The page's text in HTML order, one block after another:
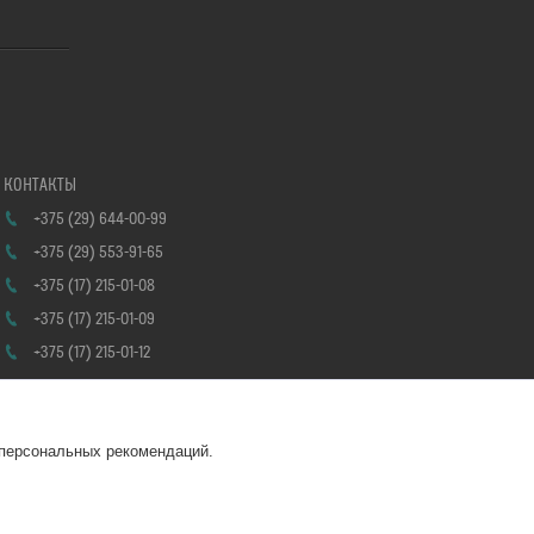
+375 (29) 644-00-99
+375 (29) 553-91-65
+375 (17) 215-01-08
+375 (17) 215-01-09
+375 (17) 215-01-12
рекомендаций.